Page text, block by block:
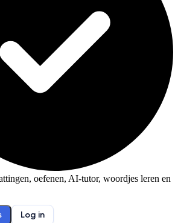
oefenen, AI-tutor, woordjes leren en
Log in